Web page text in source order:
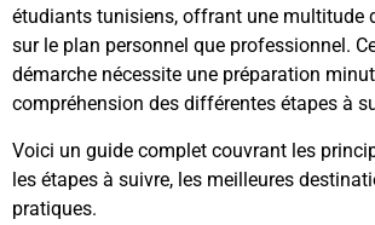
étudiants tunisiens, offrant une multitude
sur le plan personnel que professionnel.
démarche nécessite une préparation
compréhension des différentes étapes à
Voici un guide complet couvrant les
les étapes à suivre, les meilleures
pratiques.